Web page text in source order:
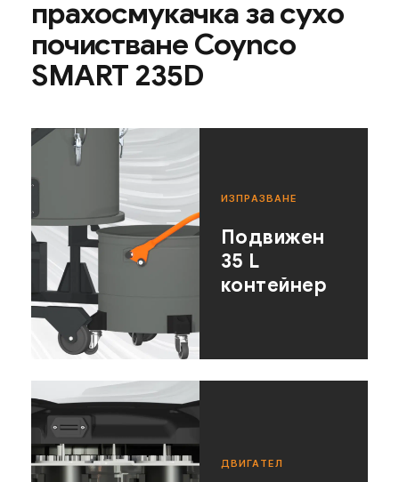
прахосмукачка за сухо
почистване Coynco
SMART 235D
ИЗПРАЗВАНЕ
Подвижен
35 L
контейнер
ДВИГАТЕЛ